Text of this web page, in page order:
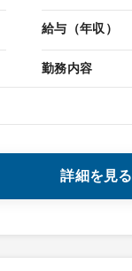
給与（年収）
勤務内容
詳細を見る